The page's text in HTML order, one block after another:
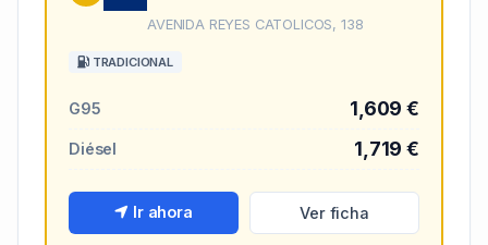
AVENIDA REYES CATOLICOS, 138
TRADICIONAL
G95 1,609 €
Diésel 1,719 €
Ir ahora Ver ficha